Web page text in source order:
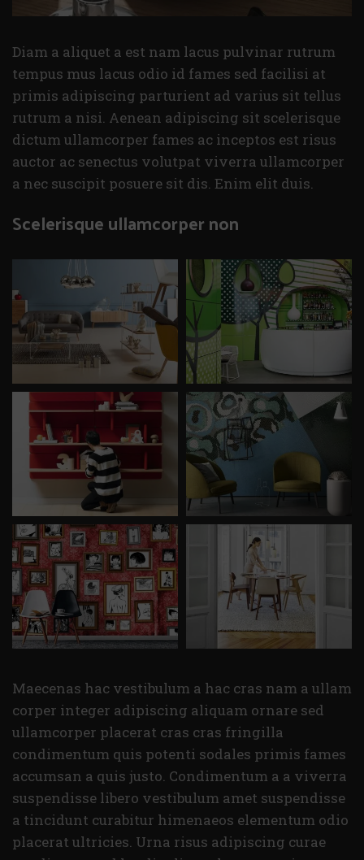
Diam a aliquet a est nam lacus pulvinar rutrum
tempus mus lacus odio id fames sed facilisi at
primis adipiscing parturient ad varius sit tellus
rutrum a nisi. Aenean adipiscing sit scelerisque
dictum ullamcorper fames ac inceptos est risus
auctor ac senectus volutpat viverra ullamcorper
a nec suscipit posuere sit dis. Enim elit duis.
Scelerisque ullamcorper non
Maecenas hac vestibulum a hac cras nam a ullam
corper integer adipiscing aliquam ornare sed
ullamcorper placerat cras cras fringilla
condimentum quis potenti sodales primis fames
accumsan a quis justo. Condimentum a a viverra
suspendisse libero vestibulum amet suspendisse
a tincidunt curabitur himenaeos elementum odio
placerat ultricies. Urna risus adipiscing curae